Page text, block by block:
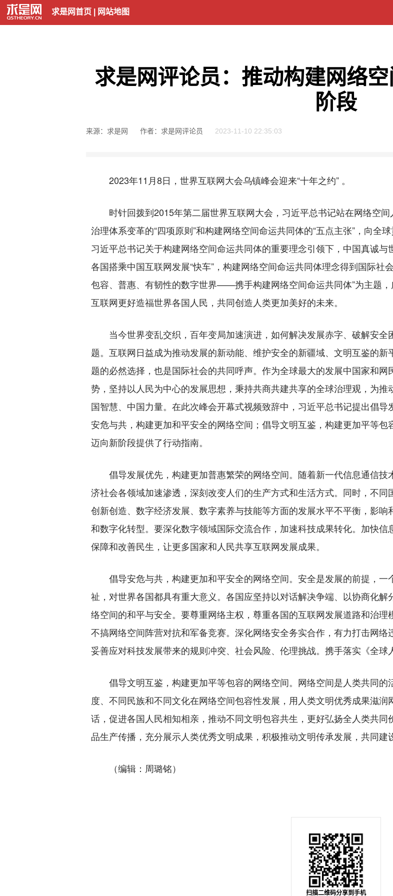
求是网首页 网站地图
求是网评论员：推动构建网络
阶段
来源：求是网 作者：求是网评论员 2023-11-10 22:35:03
2023年11月8日，世界互联网大会乌镇峰会迎来“十年之约” 。
时针回拨到2015年第二届世界互联网大会，习近平总书记站在网络空间
治理体系变革的“四项原则”和构建网络空间命运共同体的“五点主张”，向全
习近平总书记关于构建网络空间命运共同体的重要理念引领下，中国真诚
各国搭乘中国互联网发展“快车”，构建网络空间命运共同体理念得到国际社
包容、普惠、有韧性的数字世界——携手构建网络空间命运共同体”为主题
互联网更好造福世界各国人民，共同创造人类更加美好的未来。
当今世界变乱交织，百年变局加速演进，如何解决发展赤字、破解安全
题。互联网日益成为推动发展的新动能、维护安全的新疆域、文明互鉴的
题的必然选择，也是国际社会的共同呼声。作为全球最大的发展中国家和
势，坚持以人民为中心的发展思想，秉持共商共建共享的全球治理观，为
国智慧、中国力量。在此次峰会开幕式视频致辞中，习近平总书记提出倡
安危与共，构建更加和平安全的网络空间；倡导文明互鉴，构建更加平等
迈向新阶段提供了行动指南。
倡导发展优先，构建更加普惠繁荣的网络空间。随着新一代信息通信技
济社会各领域加速渗透，深刻改变人们的生产方式和生活方式。同时，不
创新创造、数字经济发展、数字素养与技能等方面的发展水平不平衡，影
和数字化转型。要深化数字领域国际交流合作，加速科技成果转化。加快
保障和改善民生，让更多国家和人民共享互联网发展成果。
倡导安危与共，构建更加和平安全的网络空间。安全是发展的前提，一
祉，对世界各国都具有重大意义。各国应坚持以对话解决争端、以协商化
络空间的和平与安全。要尊重网络主权，尊重各国的互联网发展道路和治理
不搞网络空间阵营对抗和军备竞赛。深化网络安全务实合作，有力打击网络
妥善应对科技发展带来的规则冲突、社会风险、伦理挑战。携手落实《全球
倡导文明互鉴，构建更加平等包容的网络空间。网络空间是人类共同的
度、不同民族和不同文化在网络空间包容性发展，用人类文明优秀成果滋
话，促进各国人民相知相亲，推动不同文明包容共生，更好弘扬全人类共
品生产传播，充分展示人类优秀文明成果，积极推动文明传承发展，共同建
（编辑：周璐铭）
扫描二维码分享到手机